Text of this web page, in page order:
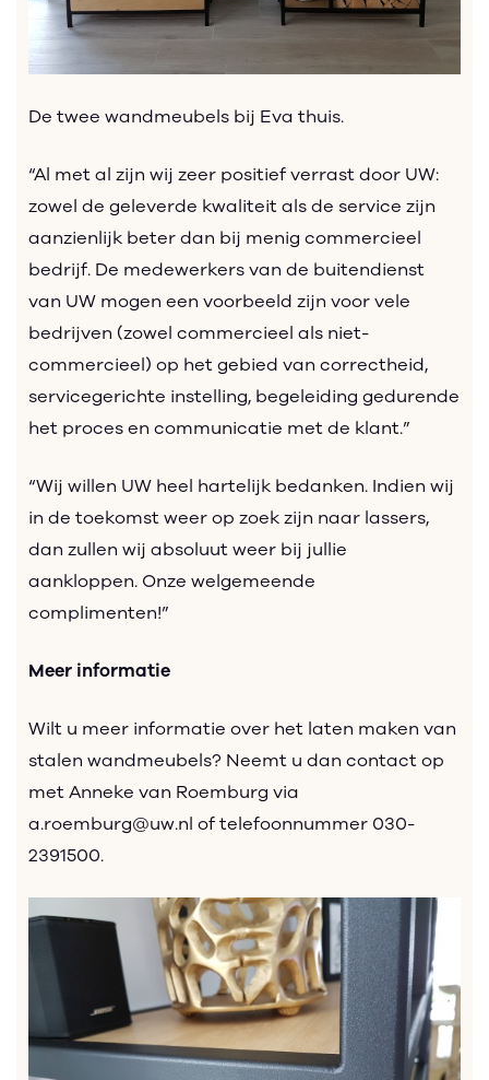
De twee wandmeubels bij Eva thuis.
“Al met al zijn wij zeer positief verrast door UW:
zowel de geleverde kwaliteit als de service zijn
aanzienlijk beter dan bij menig commercieel
bedrijf. De medewerkers van de buitendienst
van UW mogen een voorbeeld zijn voor vele
bedrijven (zowel commercieel als niet-
commercieel) op het gebied van correctheid,
servicegerichte instelling, begeleiding gedurende
het proces en communicatie met de klant.”
“Wij willen UW heel hartelijk bedanken. Indien wij
in de toekomst weer op zoek zijn naar lassers,
dan zullen wij absoluut weer bij jullie
aankloppen. Onze welgemeende
complimenten!”
Meer informatie
Wilt u meer informatie over het laten maken van
stalen wandmeubels? Neemt u dan contact op
met Anneke van Roemburg via
a.roemburg@uw.nl of telefoonnummer 030-
2391500.